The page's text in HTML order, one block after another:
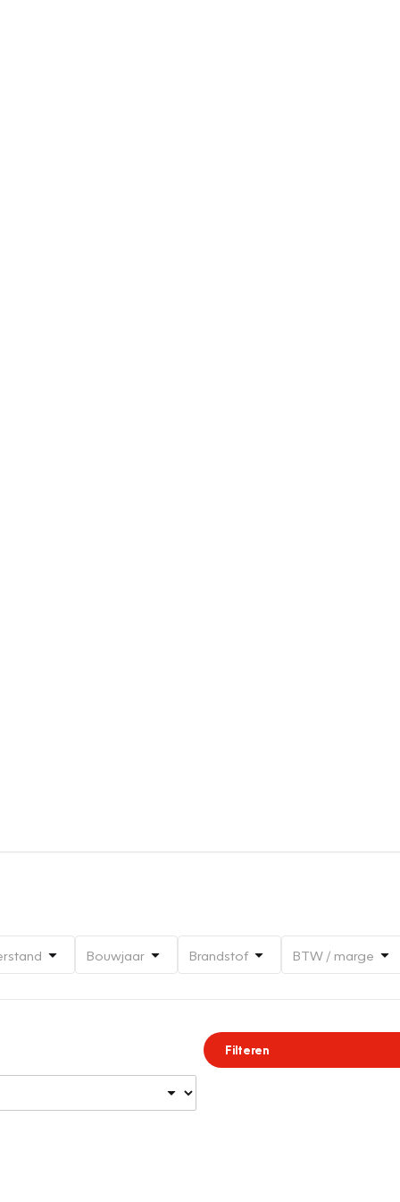
Bouwjaar Brandstof BTW / marge
Filteren